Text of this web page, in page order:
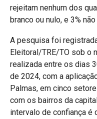
rejeitam nenhum dos
branco ou nulo, e 3%
A pesquisa foi
Eleitoral/TRE/TO sob o
realizada entre os dias
de 2024, com a
Palmas, em cinco
com os bairros da
intervalo de confiança é